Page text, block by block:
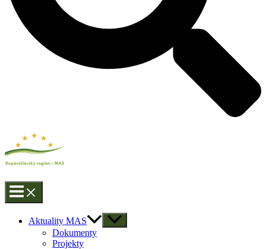
Aktuality MAS
Dokumenty
Projekty